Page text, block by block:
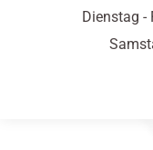
Dienstag -